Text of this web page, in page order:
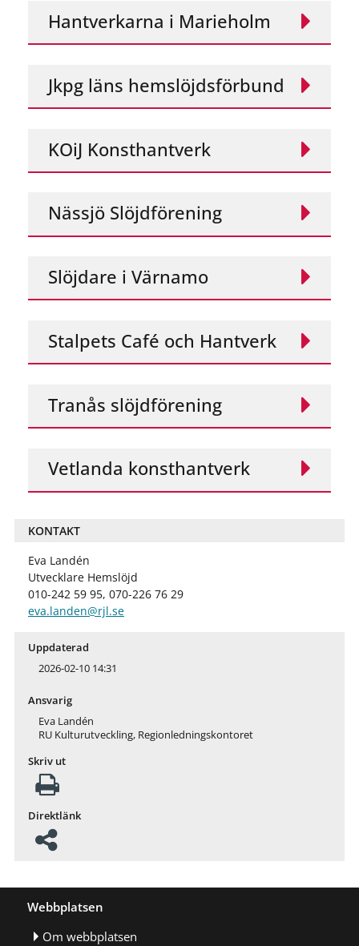
Hantverkarna i Marieholm
Jkpg läns hemslöjdsförbund
KOiJ Konsthantverk
Nässjö Slöjdförening
Slöjdare i Värnamo
Stalpets Café och Hantverk
Tranås slöjdförening
Vetlanda konsthantverk
KONTAKT
Eva Landén
Utvecklare Hemslöjd
010-242 59 95, 070-226 76 29
eva.landen@rjl.se
Uppdaterad
2026-02-10 14:31
Ansvarig
Eva Landén
RU Kulturutveckling, Regionledningskontoret
Skriv ut
Direktlänk
Webbplatsen
Om webbplatsen